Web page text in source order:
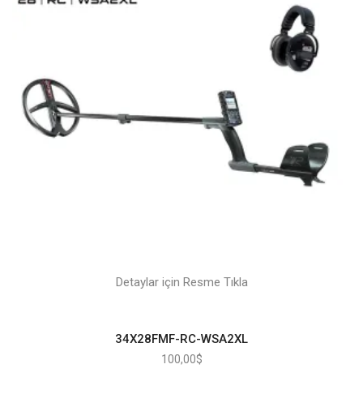
Detaylar için Resme Tıkla
34X28FMF-RC-WSA2XL
100,00$